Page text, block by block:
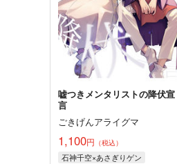
嘘つきメンタリストの降伏宣
言
ごきげんアライグマ
1,100円 （税込）
石神千空×あさぎりゲン